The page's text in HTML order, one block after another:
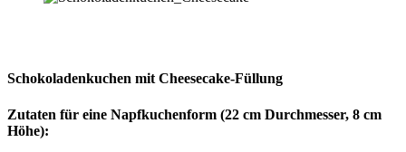
Schokoladenkuchen mit Cheesecake-Füllung
Zutaten für eine Napfkuchenform (22 cm Durchmesser, 8 cm
Höhe):